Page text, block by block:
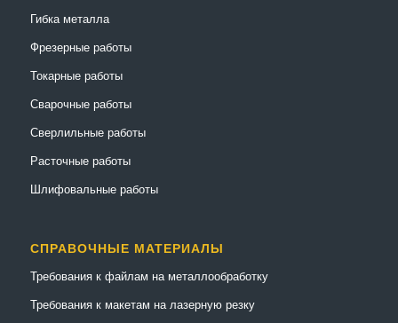
Гибка металла
Фрезерные работы
Токарные работы
Сварочные работы
Сверлильные работы
Расточные работы
Шлифовальные работы
СПРАВОЧНЫЕ МАТЕРИАЛЫ
Требования к файлам на металлообработку
Требования к макетам на лазерную резку